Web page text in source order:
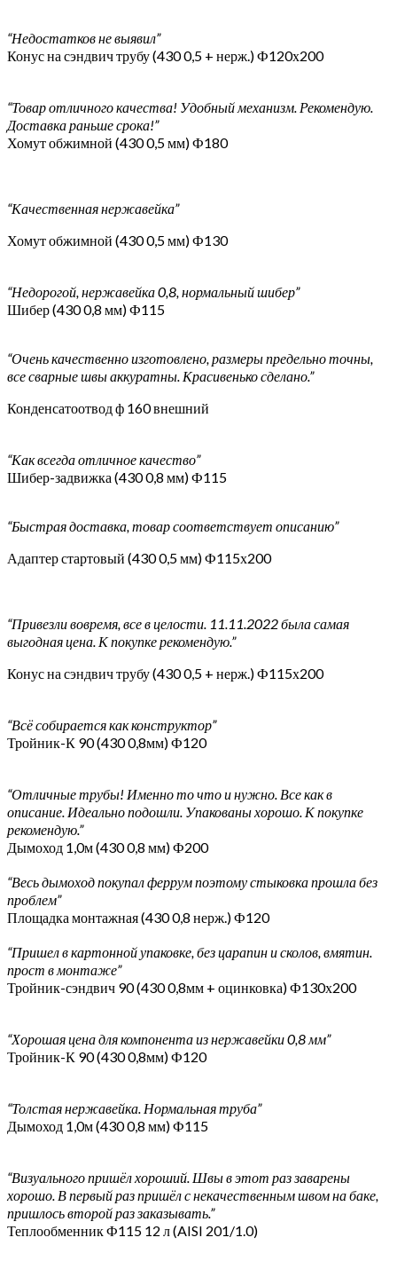
“Недостатков не выявил”
Конус на сэндвич трубу (430 0,5 + нерж.) Ф120х200
“Товар отличного качества! Удобный механизм. Рекомендую.
Доставка раньше срока!”
Хомут обжимной (430 0,5 мм) Ф180
“Качественная нержавейка”
Хомут обжимной (430 0,5 мм) Ф130
“Недорогой, нержавейка 0,8, нормальный шибер”
Шибер (430 0,8 мм) Ф115
“Очень качественно изготовлено, размеры предельно точны,
все сварные швы аккуратны. Красивенько сделано.”
Конденсатоотвод ф 160 внешний
“Как всегда отличное качество”
Шибер-задвижка (430 0,8 мм) Ф115
“Быстрая доставка, товар соответствует описанию”
Адаптер стартовый (430 0,5 мм) Ф115х200
“Привезли вовремя, все в целости. 11.11.2022 была самая
выгодная цена. К покупке рекомендую.”
Конус на сэндвич трубу (430 0,5 + нерж.) Ф115х200
“Всё собирается как конструктор”
Тройник-К 90 (430 0,8мм) Ф120
“Отличные трубы! Именно то что и нужно. Все как в
описание. Идеально подошли. Упакованы хорошо. К покупке
рекомендую.”
Дымоход 1,0м (430 0,8 мм) Ф200
“Весь дымоход покупал феррум поэтому стыковка прошла без
проблем”
Площадка монтажная (430 0,8 нерж.) Ф120
“Пришел в картонной упаковке, без царапин и сколов, вмятин.
прост в монтаже”
Тройник-сэндвич 90 (430 0,8мм + оцинковка) Ф130х200
“Хорошая цена для компонента из нержавейки 0,8 мм”
Тройник-К 90 (430 0,8мм) Ф120
“Толстая нержавейка. Нормальная труба”
Дымоход 1,0м (430 0,8 мм) Ф115
“Визуального пришёл хороший. Швы в этот раз заварены
хорошо. В первый раз пришёл с некачественным швом на баке,
пришлось второй раз заказывать.”
Теплообменник Ф115 12 л (AISI 201/1.0)